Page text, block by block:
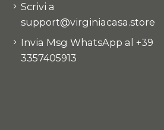
Scrivi a
support@virginiacasa.store
Invia Msg WhatsApp al +39
3357405913